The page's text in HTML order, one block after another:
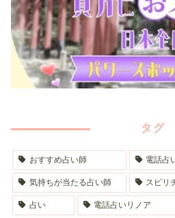
タグ
おすすめ占い師 電話占
気持ちが当たる占い師 スピリ
占い 電話占いリノア